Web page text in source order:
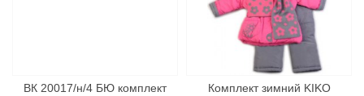
ВК 20017/н/4 БЮ комплект
Комплект зимний KIKO